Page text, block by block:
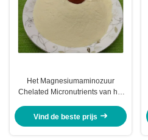
Het Magnesiumaminozuur
Chelated Micronutrients van het
Vind de beste prijs